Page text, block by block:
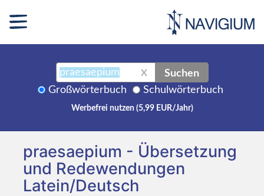
X Suchen
Großwörterbuch Schulwörterbuch
Werbefrei nutzen (5,99 EUR/Jahr)
praesaepium - Übersetzung
und Redewendungen
Latein/Deutsch